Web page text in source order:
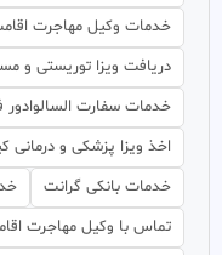
خدمات وکیل مهاجرت
دریافت ویزا توریستی و
خدمات سفارت السالوادور
اخذ ویزا پزشکی و
خدمات بانکی گرانت
تماس با وکیل مهاجرت